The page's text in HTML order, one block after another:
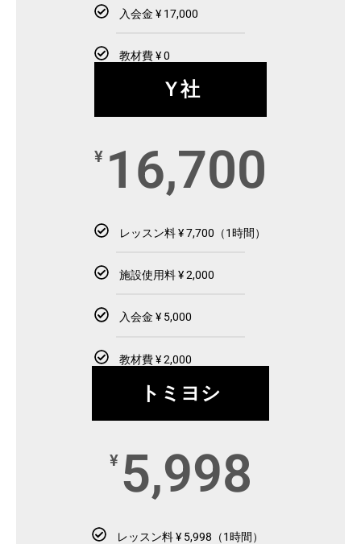
入会金 ¥ 17,000
教材費 ¥ 0
Ｙ社
¥ 16,700
レッスン料 ¥ 7,700（1時間）
施設使用料 ¥ 2,000
入会金 ¥ 5,000
教材費 ¥ 2,000
トミヨシ
¥ 5,998
レッスン料 ¥ 5,998（1時間）